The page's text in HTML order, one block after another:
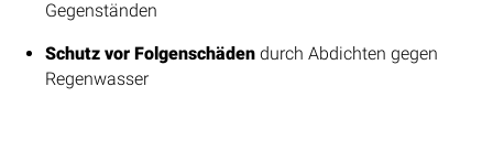
Gegenständen
Schutz vor Folgenschädendurch Abdichten gegen
Regenwasser